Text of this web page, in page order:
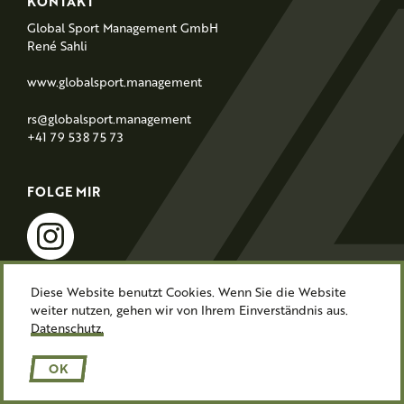
o
o
e
r
Global Sport Management GmbH
René Sahli
www.globalsport.management
rs@globalsport.management
+41 79 538 75 73
FOLGE MIR
instagram
Impressum Datenschutz
© Athlezz 2026
Diese Website benutzt Cookies. Wenn Sie die Website
weiter nutzen, gehen wir von Ihrem Einverständnis aus.
Datenschutz.
OK